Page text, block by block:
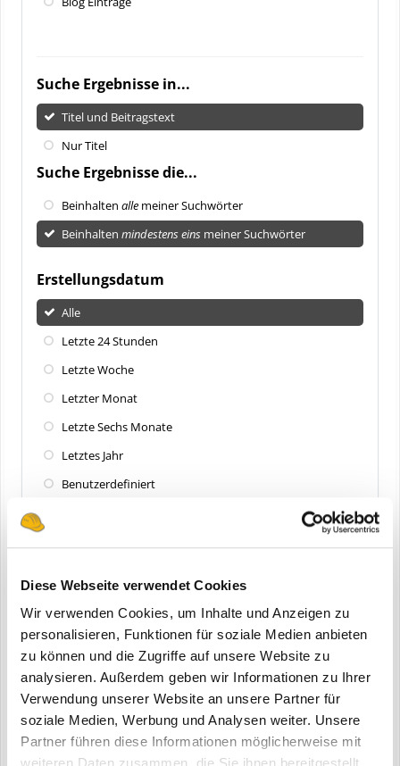
Diese Webseite verwendet Cookies
Wir verwenden Cookies, um Inhalte und Anzeigen zu
personalisieren, Funktionen für soziale Medien anbieten
zu können und die Zugriffe auf unsere Website zu
analysieren. Außerdem geben wir Informationen zu Ihrer
Verwendung unserer Website an unsere Partner für
soziale Medien, Werbung und Analysen weiter. Unsere
Partner führen diese Informationen möglicherweise mit
Suche Ergebnisse in...
Titel und Beitragstext
Nur Titel
Suche Ergebnisse die...
Beinhalten alle meiner Suchwörter
Beinhalten mindestens eins meiner Suchwörter
Erstellungsdatum
Alle
Letzte 24 Stunden
Letzte Woche
Letzter Monat
Letzte Sechs Monate
Letztes Jahr
Benutzerdefiniert
Zuletzt aktualisiert
Letzte 24 Stunden
Letzte Woche
Letzter Monat
Letzte Sechs Monate
Letztes Jahr
Benutzerdefiniert